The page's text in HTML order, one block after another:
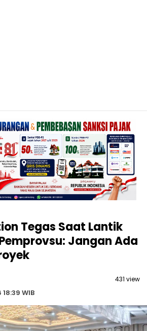
Tegas Saat Lantik
Jangan Ada
WIB
431 view